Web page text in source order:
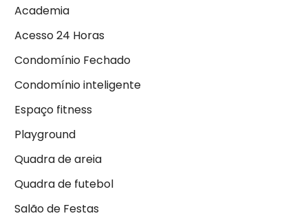
Academia
Acesso 24 Horas
Condomínio Fechado
Condomínio inteligente
Espaço fitness
Playground
Quadra de areia
Quadra de futebol
Salão de Festas